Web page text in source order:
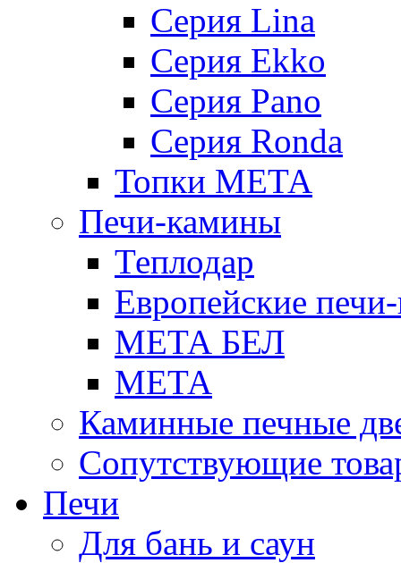
Серия Lina
Серия Ekko
Серия Pano
Серия Ronda
Топки МЕТА
Печи-камины
Теплодар
Европейские
МЕТА БЕЛ
МЕТА
Каминные печные
Сопутствующие
Печи
Для бань и саун